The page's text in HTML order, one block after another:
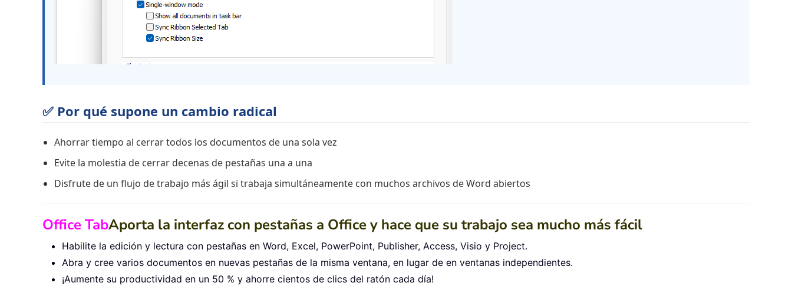
✅ Por qué supone un cambio radical
Ahorrar tiempo al cerrar todos los documentos de una sola vez
Evite la molestia de cerrar decenas de pestañas una a una
Disfrute de un flujo de trabajo más ágil si trabaja simultáneamente con muchos archivos de Word abiertos
Office TabAporta la interfaz con pestañas a Office y hace que su trabajo sea mucho más fácil
Habilite la edición y lectura con pestañas en Word, Excel, PowerPoint, Publisher, Access, Visio y Project.
Abra y cree varios documentos en nuevas pestañas de la misma ventana, en lugar de en ventanas independientes.
¡Aumente su productividad en un 50 % y ahorre cientos de clics del ratón cada día!